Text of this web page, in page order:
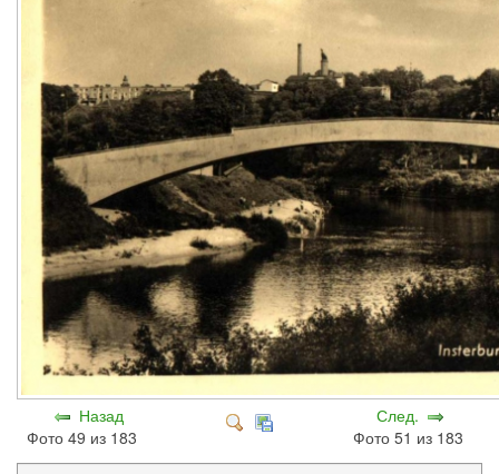
Назад
Фото 49 из 183
След.
Фото 51 из 183